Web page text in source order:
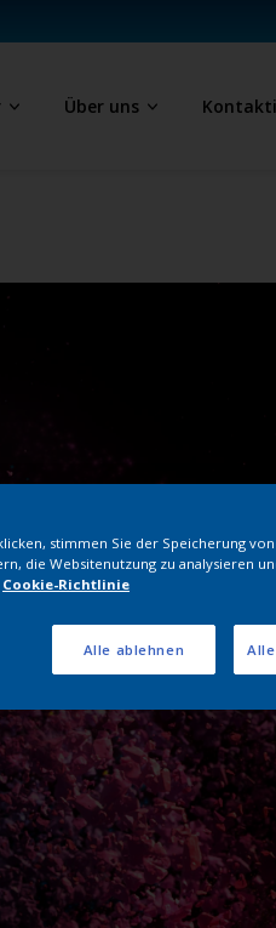
Über uns
stimmen Sie der Speicherung
die Websitenutzung zu analysieren
Cookie-Richtlinie
Alle ablehnen